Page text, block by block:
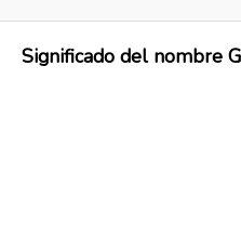
Significado del nombre